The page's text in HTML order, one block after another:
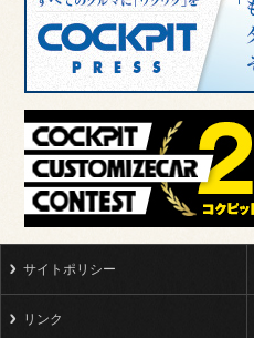
サイトポリシー
リンク